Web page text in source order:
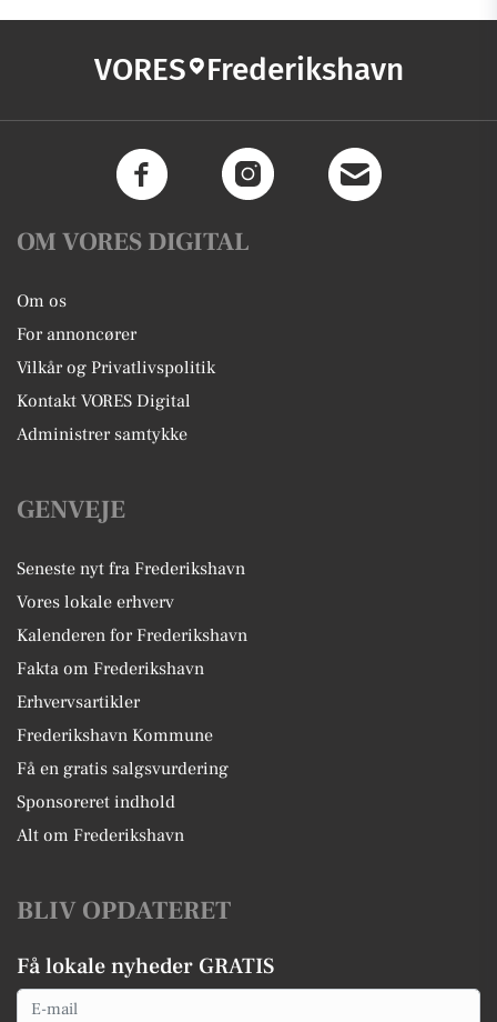
VORES Frederikshavn
OM VORES DIGITAL
Om os
For annoncører
Vilkår og Privatlivspolitik
Kontakt VORES Digital
Administrer samtykke
GENVEJE
Seneste nyt fra Frederikshavn
Vores lokale erhverv
Kalenderen for Frederikshavn
Fakta om Frederikshavn
Erhvervsartikler
Frederikshavn Kommune
Få en gratis salgsvurdering
Sponsoreret indhold
Alt om Frederikshavn
BLIV OPDATERET
Få lokale nyheder GRATIS
Email